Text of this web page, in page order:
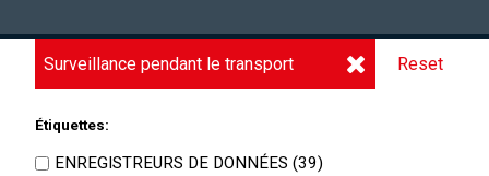
Surveillance pendant le transport Reset
Étiquettes:
ENREGISTREURS DE DONNÉES (39)